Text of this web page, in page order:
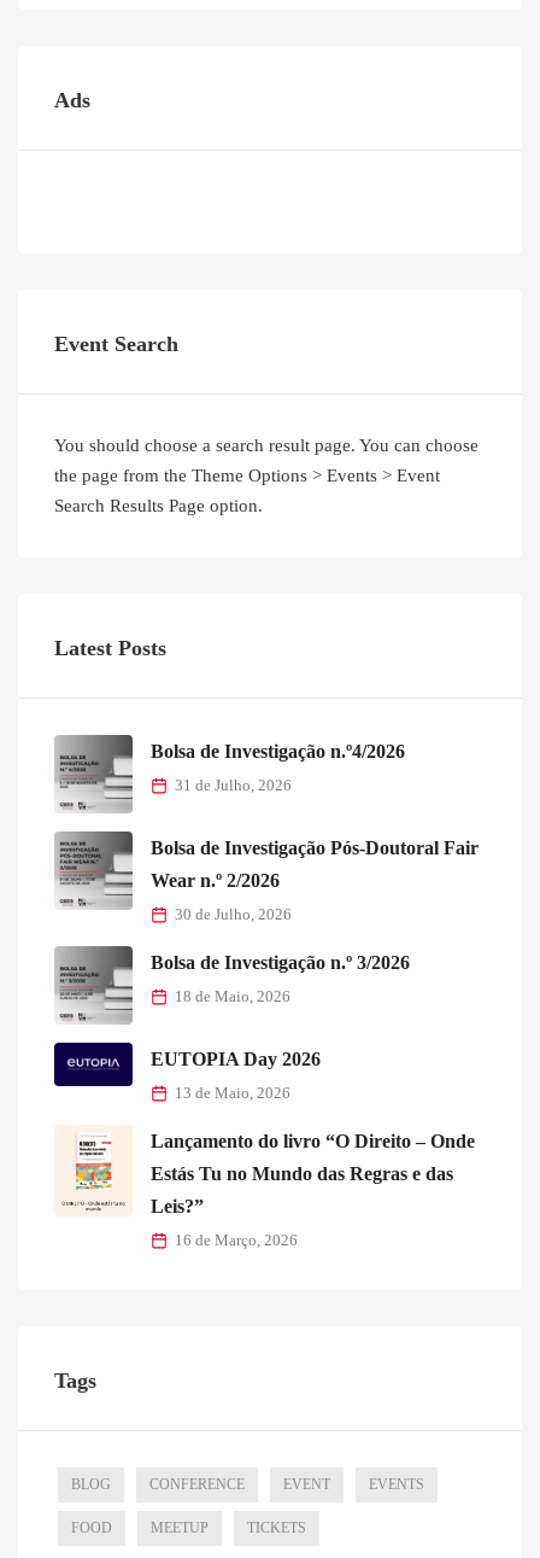
Ads
Event Search
You should choose a search result page. You can choose
the page from the Theme Options > Events > Event
Search Results Page option.
Latest Posts
Bolsa de Investigação n.º4/2026
31 de Julho, 2026
Bolsa de Investigação Pós-Doutoral Fair
Wear n.º 2/2026
30 de Julho, 2026
Bolsa de Investigação n.º 3/2026
18 de Maio, 2026
EUTOPIA Day 2026
13 de Maio, 2026
Lançamento do livro “O Direito – Onde
Estás Tu no Mundo das Regras e das
Leis?”
16 de Março, 2026
Tags
BLOG CONFERENCE EVENT EVENTS
FOOD MEETUP TICKETS